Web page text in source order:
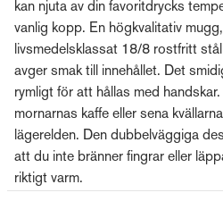
kan njuta av din favoritdrycks
vanlig kopp. En högkvalitativ
livsmedelsklassat 18/8 rostfritt
avger smak till innehållet. Det
rymligt för att hållas med
mornarnas kaffe eller sena
lägerelden. Den dubbelväggiga
att du inte bränner fingrar eller
riktigt varm.